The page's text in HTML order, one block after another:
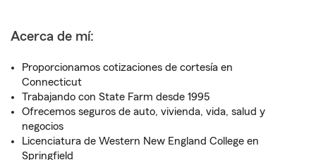
Acerca de mí:
Proporcionamos cotizaciones de cortesía en
Connecticut
Trabajando con State Farm desde 1995
Ofrecemos seguros de auto, vivienda, vida, salud y
negocios
Licenciatura de Western New England College en
Springfield